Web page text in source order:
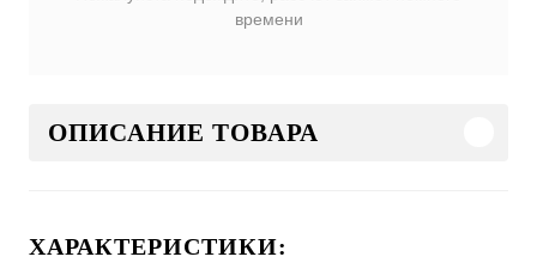
времени
ОПИСАНИЕ ТОВАРА
ХАРАКТЕРИСТИКИ: